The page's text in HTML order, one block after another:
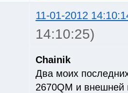
11-01-2012
14:10:25)
Chainik
Два моих
2670QM и